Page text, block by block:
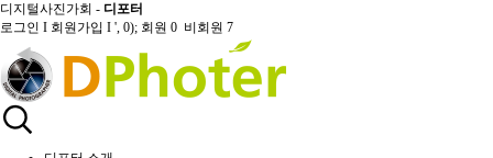
디지털사진가회 - 디포터
로그인 I 회원가입 I ', 0); 회원 0 비회원 7